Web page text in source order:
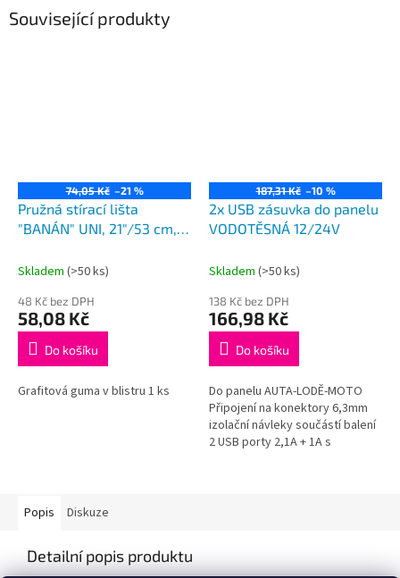
Související produkty
74,05 Kč –21 %
Pružná stírací lišta
"BANÁN" UNI, 21"/53 cm,
Skladem (>50 ks)
48 Kč bez DPH
58,08 Kč
Do košíku
Grafitová guma v blistru 1 ks
187,31 Kč –10 %
2x USB zásuvka do panelu
VODOTĚSNÁ 12/24V
Skladem (>50 ks)
138 Kč bez DPH
166,98 Kč
Do košíku
Do panelu AUTA-LODĚ-MOTO
Připojení na konektory 6,3mm
izolační návleky součástí balení
2 USB porty 2,1A + 1A s
Popis Diskuze
Detailní popis produktu